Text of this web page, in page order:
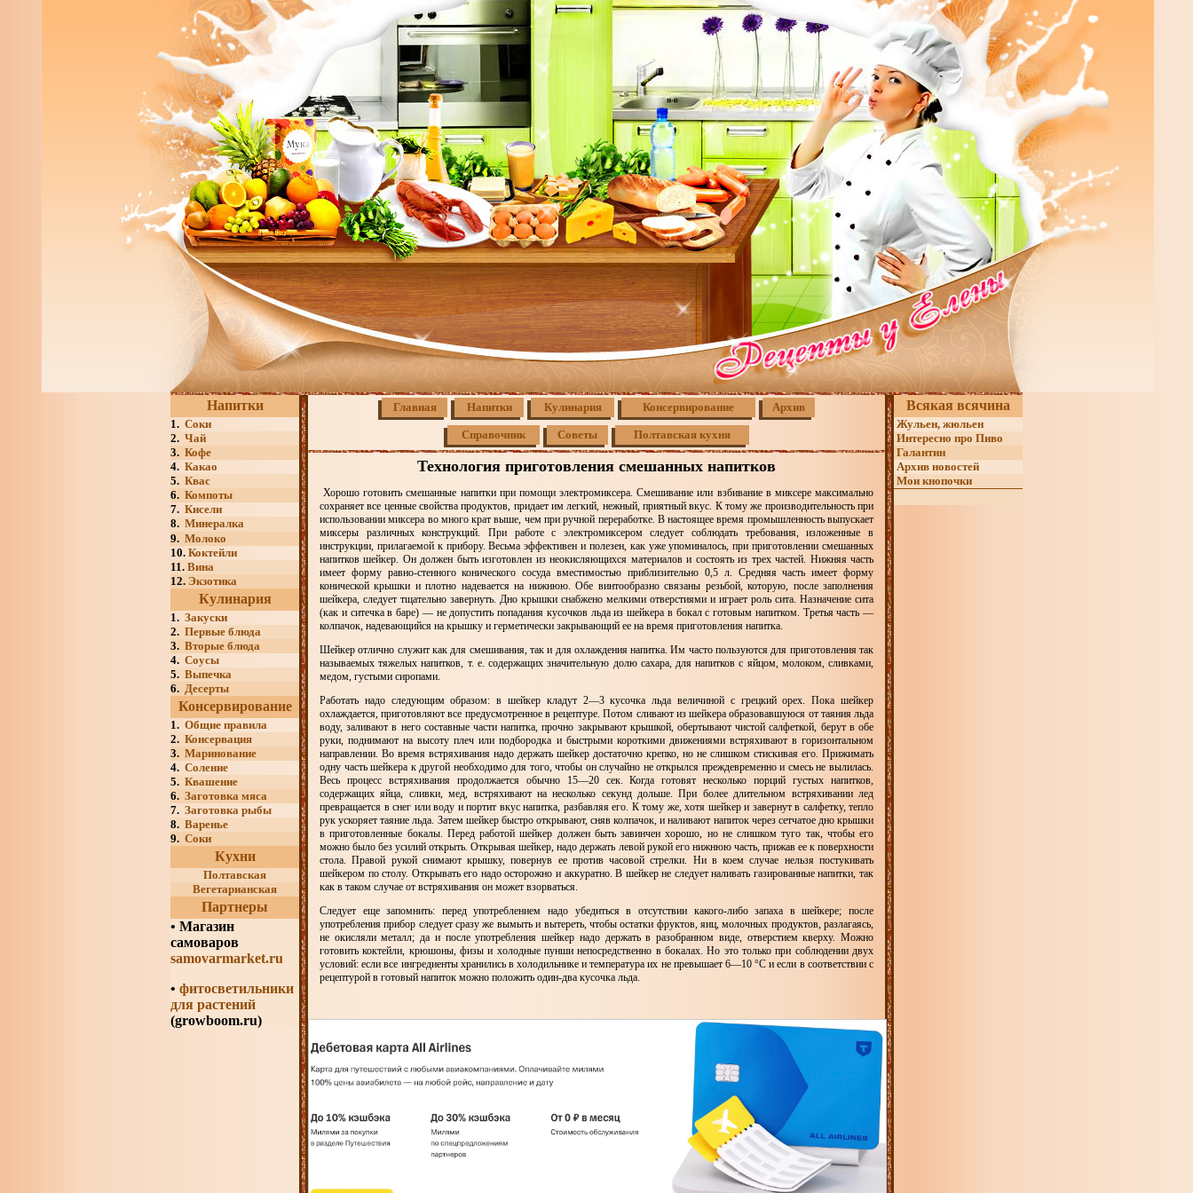
Напитки
1. Соки
2. Чай
3. Кофе
4. Какао
5. Квас
6. Компоты
7. Кисели
8. Минералка
9. Молоко
10. Коктейли
11. Вина
12. Экзотика
Кулинария
1. Закуски
2. Первые блюда
3. Вторые блюда
4. Соусы
5. Выпечка
6. Десерты
Консервирование
1. Общие правила
2. Консервация
3. Маринование
4. Соление
5. Квашение
6. Заготовка мяса
7. Заготовка рыбы
8. Варенье
9. Соки
Кухни
Полтавская
Вегетарианская
Партнеры
• Магазин
самоваров
samovarmarket.ru
• фитосветильники
для растений
(growboom.ru)
Главная Напитки Кулинария Консервирование Архив
Справочник Советы Полтавская кухня
Технология приготовления смешанных напитков
Хорошо готовить смешанные напитки при помощи электромиксера. Смешивание или взбивание в миксере максимально
сохраняет все ценные свойства продуктов, придает им легкий, нежный, приятный вкус. К тому же производительность при
использовании миксера во много крат выше, чем при ручной переработке. В настоящее время промышленность выпускает
миксеры различных конструкций. При работе с электромиксером следует соблюдать требования, изложенные в
инструкции, прилагаемой к прибору. Весьма эффективен и полезен, как уже упоминалось, при приготовлении смешанных
напитков шейкер. Он должен быть изготовлен из неокисляющихся материалов и состоять из трех частей. Нижняя часть
имеет форму равно-стенного конического сосуда вместимостью приблизительно 0,5 л. Средняя часть имеет форму
конической крышки и плотно надевается на нижнюю. Обе винтообразно связаны резьбой, которую, после заполнения
шейкера, следует тщательно завернуть. Дно крышки снабжено мелкими отверстиями и играет роль сита. Назначение сита
(как и ситечка в баре) — не допустить попадания кусочков льда из шейкера в бокал с готовым напитком. Третья часть —
колпачок, надевающийся на крышку и герметически закрывающий ее на время приготовления напитка.
Шейкер отлично служит как для смешивания, так и для охлаждения напитка. Им часто пользуются для приготовления так
называемых тяжелых напитков, т. е. содержащих значительную долю сахара, для напитков с яйцом, молоком, сливками,
медом, густыми сиропами.
Работать надо следующим образом: в шейкер кладут 2—3 кусочка льда величиной с грецкий орех. Пока шейкер
охлаждается, приготовляют все предусмотренное в рецептуре. Потом сливают из шейкера образовавшуюся от таяния льда
воду, заливают в него составные части напитка, прочно закрывают крышкой, обертывают чистой салфеткой, берут в обе
руки, поднимают на высоту плеч или подбородка и быстрыми короткими движениями встряхивают в горизонтальном
направлении. Во время встряхивания надо держать шейкер достаточно крепко, но не слишком стискивая его. Прижимать
одну часть шейкера к другой необходимо для того, чтобы он случайно не открылся преждевременно и смесь не вылилась.
Весь процесс встряхивания продолжается обычно 15—20 сек. Когда готовят несколько порций густых напитков,
содержащих яйца, сливки, мед, встряхивают на несколько секунд дольше. При более длительном встряхивании лед
превращается в снег или воду и портит вкус напитка, разбавляя его. К тому же, хотя шейкер и завернут в салфетку, тепло
рук ускоряет таяние льда. Затем шейкер быстро открывают, сняв колпачок, и наливают напиток через сетчатое дно крышки
в приготовленные бокалы. Перед работой шейкер должен быть завинчен хорошо, но не слишком туго так, чтобы его
можно было без усилий открыть. Открывая шейкер, надо держать левой рукой его нижнюю часть, прижав ее к поверхности
стола. Правой рукой снимают крышку, повернув ее против часовой стрелки. Ни в коем случае нельзя постукивать
шейкером по столу. Открывать его надо осторожно и аккуратно. В шейкер не следует наливать газированные напитки, так
как в таком случае от встряхивания он может взорваться.
Следует еще запомнить: перед употреблением надо убедиться в отсутствии какого-либо запаха в шейкере; после
употребления прибор следует сразу же вымыть и вытереть, чтобы остатки фруктов, яиц, молочных продуктов, разлагаясь,
не окисляли металл; да и после употребления шейкер надо держать в разобранном виде, отверстием кверху. Можно
готовить коктейли, крюшоны, физы и холодные пунши непосредственно в бокалах. Но это только при соблюдении двух
условий: если все ингредиенты хранились в холодильнике и температура их не превышает 6—10 °С и если в соответствии с
рецептурой в готовый напиток можно положить один-два кусочка льда.
Всякая всячина
Жульен, жюльен
Интересно про Пиво
Галантин
Архив новостей
Мои кнопочки